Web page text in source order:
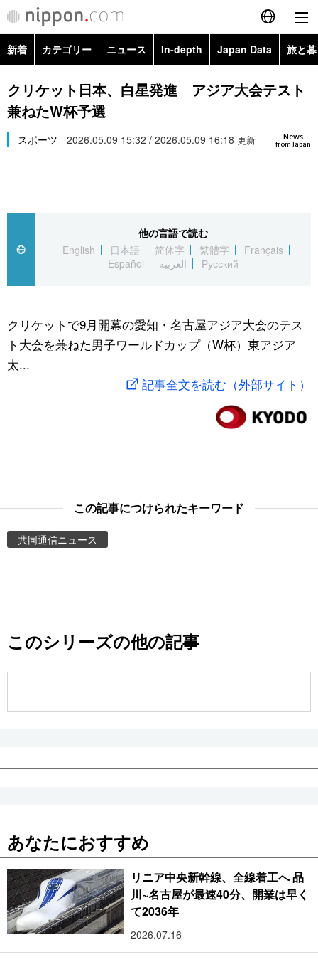
English
简体字
Русский
カテゴリー
経済・ビジネス
国際
文化
トップ
アーカイブ
In-depth
Japan Data
動画/Live
People
新着 カテゴリー ニュース In-depth Japan Data 旅と
政治・外交
経済・ビジネス
スポーツ・東京2020
Topics
クリケット日本、白星発進 アジア大会テスト
兼ねたW杯予選
News
from Japan
スポーツ 2026.05.09 15:32 / 2026.05.09 16:18 更新
他の言語で読む
English
日本語 简体字 繁體字
Français
Español
العربية Русский
クリケットで9月開幕の愛知・名古屋アジア大会のテス
ト大会を兼ねた男子ワールドカップ（W杯）東アジア
太...
記事全文を読む（外部サイト）
この記事につけられたキーワード
共同通信ニュース
このシリーズの他の記事
あなたにおすすめ
リニア中央新幹線、全線着工へ 品
川~名古屋が最速40分、開業は早く
て2036年
2026.07.16